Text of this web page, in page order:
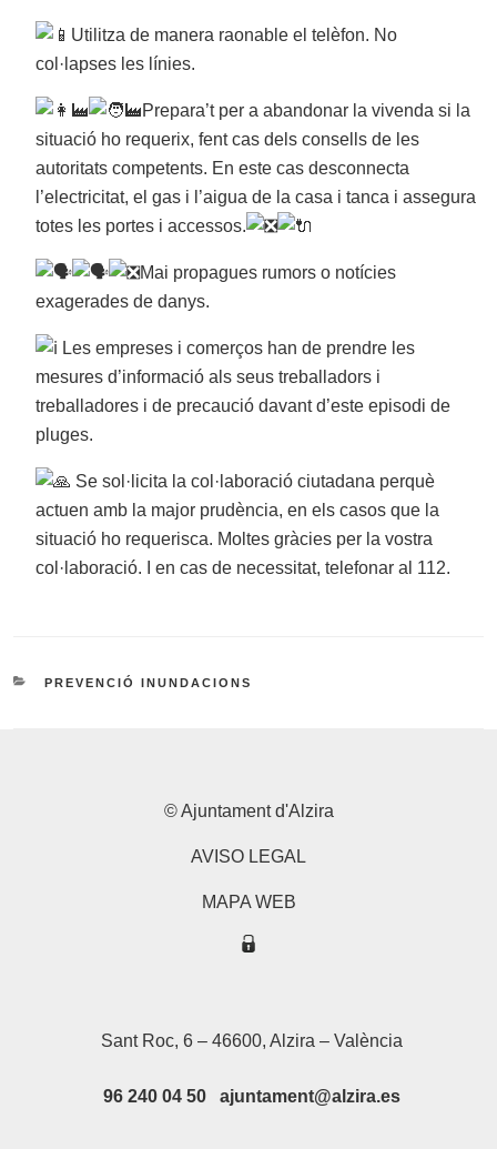
Utilitza de manera raonable el telèfon. No
col·lapses les línies.
Prepara’t per a abandonar la vivenda si la
situació ho requerix, fent cas dels consells de les
autoritats competents. En este cas desconnecta
l’electricitat, el gas i l’aigua de la casa i tanca i assegura
totes les portes i accessos.
Mai propagues rumors o notícies
exagerades de danys.
Les empreses i comerços han de prendre les
mesures d’informació als seus treballadors i
treballadores i de precaució davant d’este episodi de
pluges.
Se sol·licita la col·laboració ciutadana perquè
actuen amb la major prudència, en els casos que la
situació ho requerisca. Moltes gràcies per la vostra
col·laboració. I en cas de necessitat, telefonar al 112.
CATEGORIES
PREVENCIÓ INUNDACIONS
© Ajuntament d'Alzira
AVISO LEGAL
MAPA WEB
Sant Roc, 6 – 46600, Alzira – València
96 240 04 50 ajuntament@alzira.es